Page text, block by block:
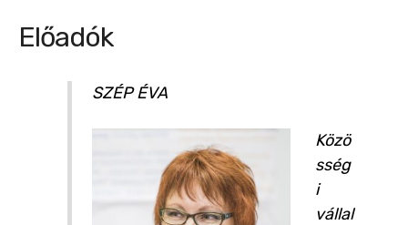
Előadók
SZÉP ÉVA
Közö
sség
i
vállal